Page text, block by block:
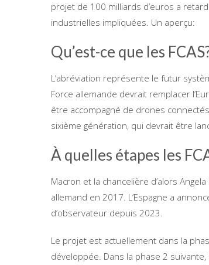
projet de 100 milliards d’euros a
industrielles impliquées. Un aperçu:
Qu’est-ce que les
L’abréviation représente le futur
Force allemande devrait remplacer
être accompagné de drones
sixième génération, qui devrait être
À quelles étapes les
Macron et la chancelière d’alors
allemand en 2017. L’Espagne a
d’observateur depuis 2023.
Le projet est actuellement dans la
développée. Dans la phase 2